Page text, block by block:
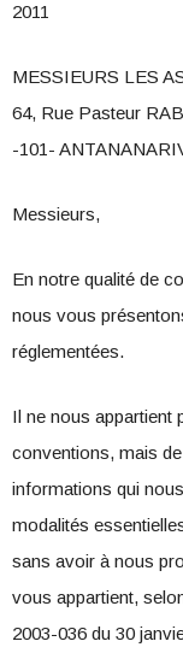
2011
MESSIEURS LES
64, Rue Pasteur
-101-
Messieurs,
En notre qualité de
nous vous
réglementées.
Il ne nous appartient
conventions, mais
informations qui
modalités
sans avoir à nous
vous appartient,
2003-036 du 30